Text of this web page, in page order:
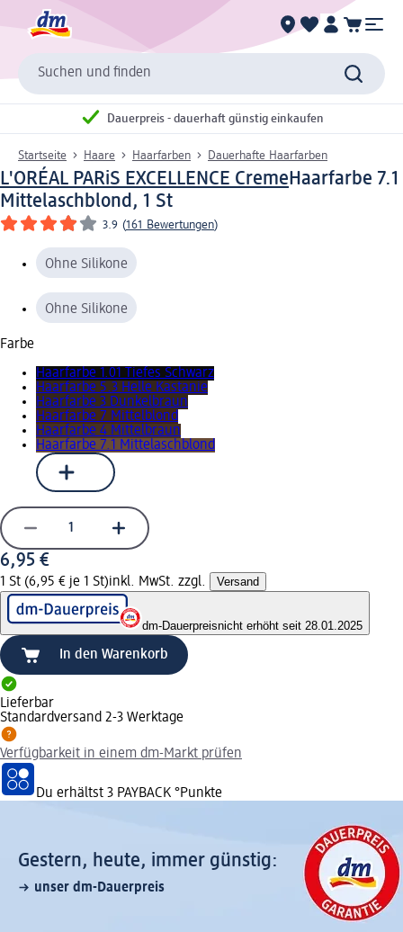
Suchen und finden
Dauerpreis - dauerhaft günstig einkaufen
Startseite Haare Haarfarben Dauerhafte Haarfarben
L'ORÉAL PARiS EXCELLENCE Creme Haarfarbe 7.1
Mittelaschblond, 1 St
3.9 (161 Bewertungen)
Ohne Silikone
Ohne Silikone
Farbe
Haarfarbe 1.01 Tiefes Schwarz
Haarfarbe 5.3 Helle Kastanie
Haarfarbe 3 Dunkelbraun
Haarfarbe 7 Mittelblond
Haarfarbe 4 Mittelbraun
Haarfarbe 7.1 Mittelaschblond
6,95 €
1 St (6,95 € je 1 St)inkl. MwSt. zzgl. Versand
dm-Dauerpreisnicht erhöht seit 28.01.2025
In den Warenkorb
Lieferbar
Standardversand 2-3 Werktage
Verfügbarkeit in einem dm-Markt prüfen
Du erhältst 3 PAYBACK °Punkte
Gestern, heute, immer günstig:
unser dm-Dauerpreis